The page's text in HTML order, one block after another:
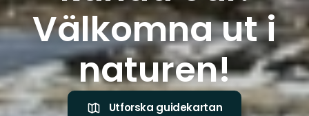
Välkomna ut i
naturen!
Utforska guidekartan